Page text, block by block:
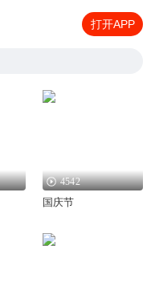
打开APP
4542
国庆节